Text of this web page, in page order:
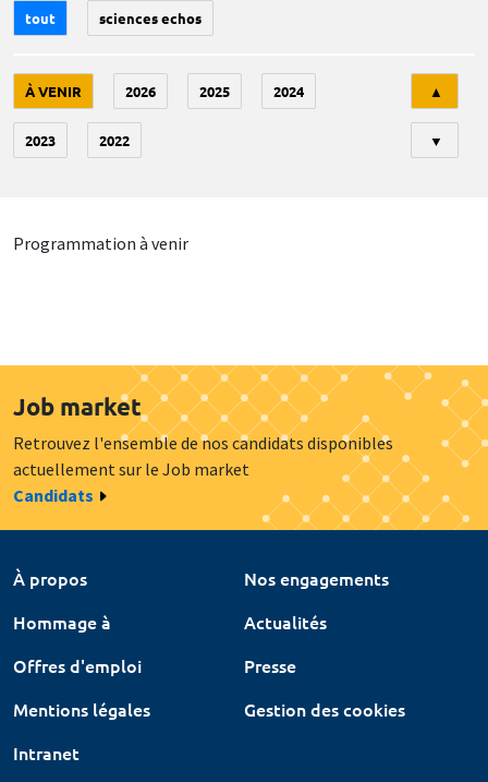
tout sciences echos
À VENIR 2026 2025 2024
2023 2022
▲
▼
Programmation à venir
Job market
Retrouvez l'ensemble de nos candidats disponibles
actuellement sur le Job market
Candidats
À propos
Nos engagements
Hommage à
Actualités
Offres d'emploi
Presse
Mentions légales
Gestion des cookies
Intranet